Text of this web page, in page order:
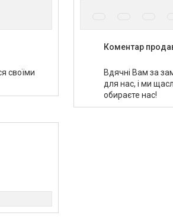
своїми
Коментар
Вдячні Вам за
для нас, і ми
обираєте нас!